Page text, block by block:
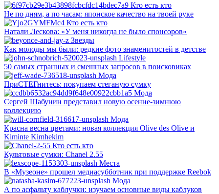
Кто есть кто
Не по дням, а по часам: японское качество на твоей руке
Кто есть кто
Натали Лескова: «У меня никогда не было спонсоров»
Звезды
Как молоды мы были: редкие фото знаменитостей в детстве
Lifestyle
50 самых странных и смешных запросов в поисковиках
Мода
ПриСТЕГнитесь: покупаем стеганую сумку
Мода
Сергей Шабунин представил новую осенне-зимнюю
коллекцию
Мода
Красна весна цветами: новая коллекция Olive des Olive и
Kiminte Kimhekim
Кто есть кто
Культовые сумки: Chanel 2.55
Mеста
В «Музеоне» прошел медиасубботник при поддержке Reebok
Мода
А по асфальту каблучки: изучаем основные виды каблуков